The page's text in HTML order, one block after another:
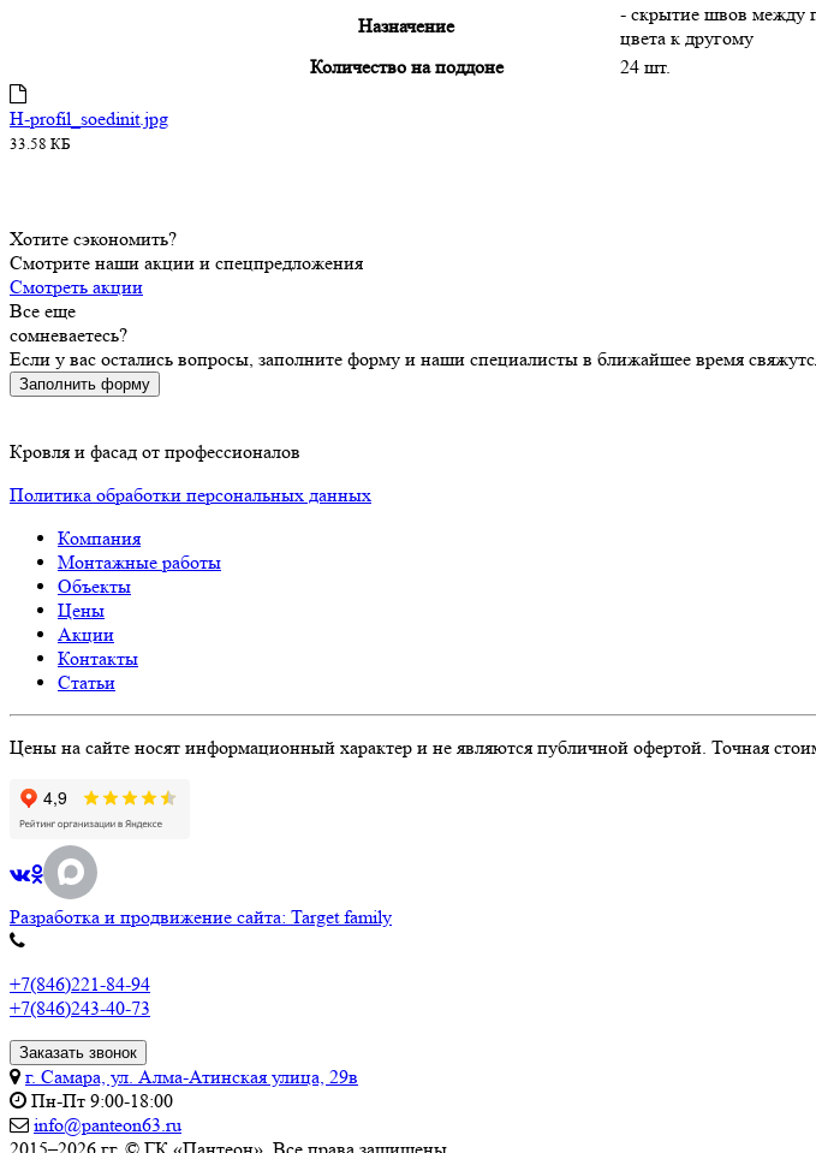
Назначение
- скрытие швов между
цвета к другому
Количество на поддоне
24 шт.
H-profil_soedinit.jpg
33.58 КБ
Хотите сэкономить?
Смотрите наши акции и спецпредложения
Смотреть акции
Все еще
сомневаетесь?
Если у вас остались вопросы, заполните форму и наши специалисты в ближайшее время
Заполнить форму
Кровля и фасад от профессионалов
Политика обработки персональных данных
Компания
Монтажные работы
Объекты
Цены
Акции
Контакты
Статьи
Цены на сайте носят информационный характер и не являются публичной офертой. Точная
Разработка и продвижение сайта: Target family
+7(846)221-84-94
+7(846)243-40-73
Заказать звонок
г. Самара, ул. Алма-Атинская улица, 29в
Пн-Пт 9:00-18:00
info@panteon63.ru